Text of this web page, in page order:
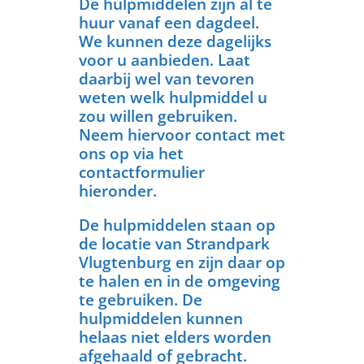
huur vanaf een dagdeel.
We kunnen deze dagelijks
voor u aanbieden. Laat
daarbij wel van tevoren
weten welk hulpmiddel u
zou willen gebruiken.
Neem hiervoor contact met
ons op via het
contactformulier
hieronder.
De hulpmiddelen staan op
de locatie van Strandpark
Vlugtenburg en zijn daar op
te halen en in de omgeving
te gebruiken. De
hulpmiddelen kunnen
helaas niet elders worden
afgehaald of gebracht.